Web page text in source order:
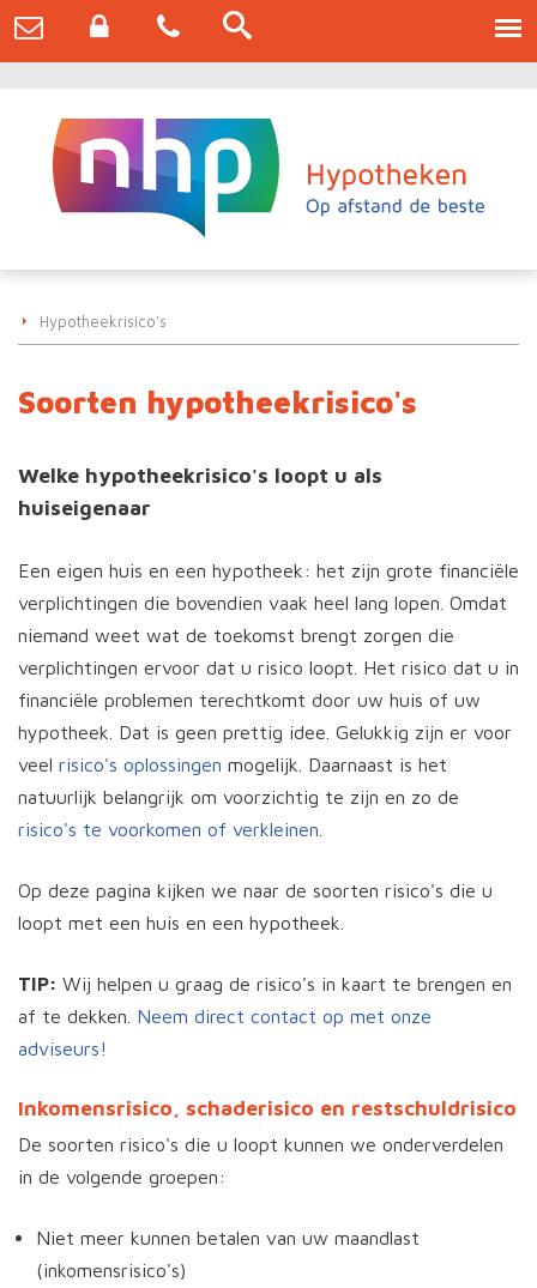
Hypotheekrisico's
Soorten hypotheekrisico's
Welke hypotheekrisico's loopt u als
huiseigenaar
Een eigen huis en een hypotheek: het zijn grote financiële
verplichtingen die bovendien vaak heel lang lopen. Omdat
niemand weet wat de toekomst brengt zorgen die
verplichtingen ervoor dat u risico loopt. Het risico dat u in
financiële problemen terechtkomt door uw huis of uw
hypotheek. Dat is geen prettig idee. Gelukkig zijn er voor
veel risico's oplossingen mogelijk. Daarnaast is het
natuurlijk belangrijk om voorzichtig te zijn en zo de
risico's te voorkomen of verkleinen
Op deze pagina kijken we naar de soorten risico's die u
loopt met een huis en een hypotheek.
TIP: Wij helpen u graag de risico's in kaart te brengen en
af te dekken. Neem direct contact op met onze
adviseurs!
Inkomensrisico, schaderisico en restschuldrisico
De soorten risico's die u loopt kunnen we onderverdelen
in de volgende groepen:
Niet meer kunnen betalen van uw maandlast
(inkomensrisico's)